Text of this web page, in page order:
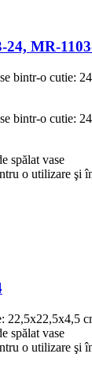
24, MR-
bintr-o cutie: 24
bintr-o cutie: 24
spălat vase
o utilizare şi
22,5x22,5x4,5
spălat vase
o utilizare şi